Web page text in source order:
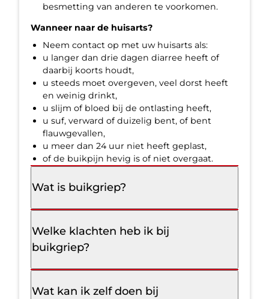
besmetting van anderen te voorkomen.
Wanneer naar de huisarts?
Neem contact op met uw huisarts als:
u langer dan drie dagen diarree heeft of
daarbij koorts houdt,
u steeds moet overgeven, veel dorst heeft
en weinig drinkt,
u slijm of bloed bij de ontlasting heeft,
u suf, verward of duizelig bent, of bent
flauwgevallen,
u meer dan 24 uur niet heeft geplast,
of de buikpijn hevig is of niet overgaat.
Wat is buikgriep?
Welke klachten heb ik bij
buikgriep?
Wat kan ik zelf doen bij